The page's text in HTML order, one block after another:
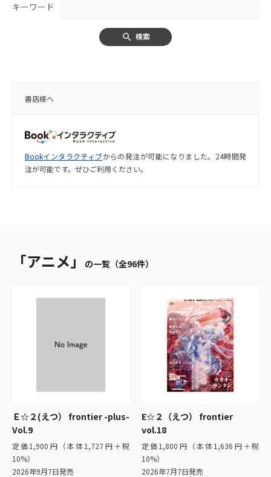
キーワード
検索
書店様へ
Bookインタラクティブからの発注が可能になりました。24時間発
注が可能です。ぜひご利用ください。
「アニメ」 の一覧（全96件）
Ｅ☆２(えつ） frontier -plus-
Vol.9
定価1,900円（本体1,727円＋税
10%）
2026年9月7日発売
E☆２（えつ） frontier
vol.18
定価1,800円（本体1,636円＋税
10%）
2026年7月7日発売